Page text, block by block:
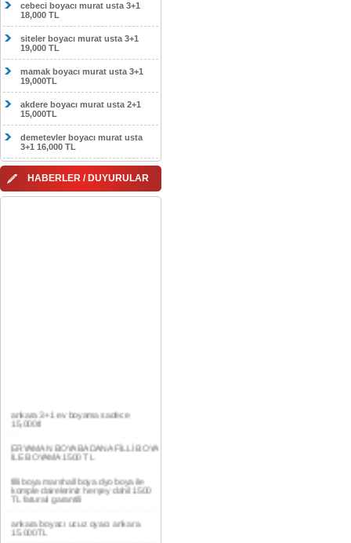
cebeci boyacı murat usta 3+1
18,000 TL
siteler boyacı murat usta 3+1
19,000 TL
mamak boyacı murat usta 3+1
19,000TL
akdere boyacı murat usta 2+1
15,000TL
demetevler boyacı murat usta
3+1 16,000 TL
HABERLER / DUYURULAR
ERYAMAN BOYA BADANA FİLLİ BOYA
İLE BOYAMA 1500 TL
filli boya marshall boya dyo boya ile
komple daireleriniz herşey dahil 1500
ankara boyacı ucuz oyacı ankara
15.000TL
YAŞAMKENT DAİRE BOYAMA 1000TL
EV,İŞYERİ BOYA BADANA USTASI